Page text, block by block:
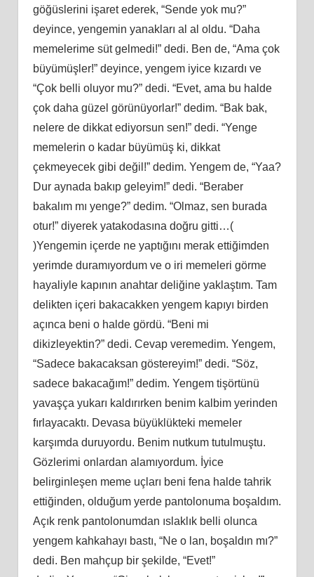
göğüslerini işaret ederek, “Sende yok mu?”
deyince, yengemin yanakları al al oldu. “Daha
memelerime süt gelmedi!” dedi. Ben de, “Ama çok
büyümüşler!” deyince, yengem iyice kızardı ve
“Çok belli oluyor mu?” dedi. “Evet, ama bu halde
çok daha güzel görünüyorlar!” dedim. “Bak bak,
nelere de dikkat ediyorsun sen!” dedi. “Yenge
memelerin o kadar büyümüş ki, dikkat
çekmeyecek gibi değil!” dedim. Yengem de, “Yaa?
Dur aynada bakıp geleyim!” dedi. “Beraber
bakalım mı yenge?” dedim. “Olmaz, sen burada
otur!” diyerek yatakodasına doğru gitti…(
)Yengemin içerde ne yaptığını merak ettiğimden
yerimde duramıyordum ve o iri memeleri görme
hayaliyle kapının anahtar deliğine yaklaştım. Tam
delikten içeri bakacakken yengem kapıyı birden
açınca beni o halde gördü. “Beni mi
dikizleyektin?” dedi. Cevap veremedim. Yengem,
“Sadece bakacaksan göstereyim!” dedi. “Söz,
sadece bakacağım!” dedim. Yengem tişörtünü
yavaşça yukarı kaldırırken benim kalbim yerinden
fırlayacaktı. Devasa büyüklükteki memeler
karşımda duruyordu. Benim nutkum tutulmuştu.
Gözlerimi onlardan alamıyordum. İyice
belirginleşen meme uçları beni fena halde tahrik
ettiğinden, olduğum yerde pantolonuma boşaldım.
Açık renk pantolonumdan ıslaklık belli olunca
yengem kahkahayı bastı, “Ne o lan, boşaldın mı?”
dedi. Ben mahçup bir şekilde, “Evet!”